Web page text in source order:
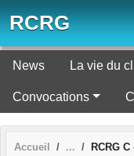
RCRG
News La vie du
Convocations
Accueil RCRG